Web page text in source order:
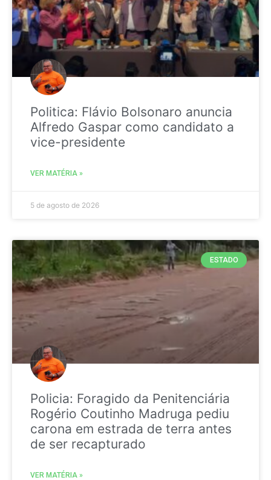
Politica: Flávio Bolsonaro anuncia
Alfredo Gaspar como candidato a
vice-presidente
VER MATÉRIA »
5 de agosto de 2026
ESTADO
Policia: Foragido da Penitenciária
Rogério Coutinho Madruga pediu
carona em estrada de terra antes
de ser recapturado
VER MATÉRIA »